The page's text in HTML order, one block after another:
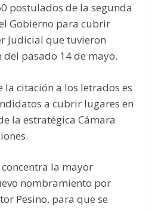
postulados de la segunda
Gobierno para cubrir
Judicial que tuvieron
del pasado 14 de mayo.
la citación a los letrados es
a cubrir lugares en
la estratégica Cámara
la mayor
nombramiento por
Pesino, para que se